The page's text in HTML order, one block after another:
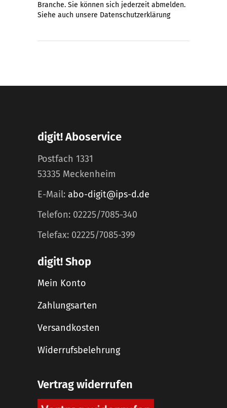
Branche. Sie können sich jederzeit abmelden.
Siehe auch unsere Datenschutzerklärung
digit! Aboservice
Postfach 1331
53335 Meckenheim
E-Mail: abo-digit@ips-d.de
Telefon: 02225/7085-340
Telefax: 02225/7085-399
digit! Shop
Mein Konto
Zahlungsarten
Versandkosten
Widerrufsbelehrung
Vertrag widerrufen